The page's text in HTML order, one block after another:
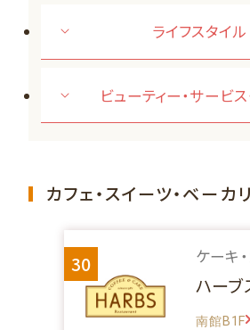
ライフスタイル
ビューティー・サービ
カフェ・スイーツ・ベーカ
30 ケーキ
ハーブ
南館B1F